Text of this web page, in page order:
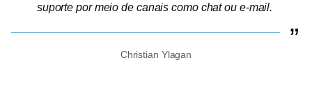
suporte por meio de canais como chat ou e-mail.
Christian Ylagan